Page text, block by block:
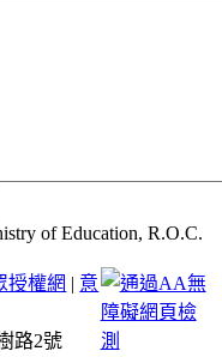
of Education, R.O.C.
授權網 | 意
路2號